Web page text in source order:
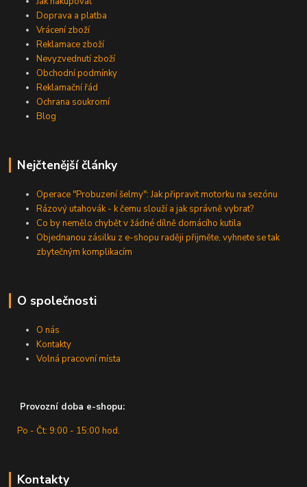
Doprava a platba
Vrácení zboží
Reklamace zboží
Nevyzvednutí zboží
Obchodní podmínky
Reklamační řád
Ochrana soukromí
Blog
Nejčtenější články
Operace "Probuzení šelmy": Jak připravit motorku na sezónu
Rázový utahovák - k čemu slouží a jak správně vybrat?
Co by nemělo chybět v žádné dílně domácího kutila
Objednanou zásilku z e-shopu raději přijměte, vyhnete se tak
zbytečným komplikacím
O společnosti
O nás
Kontakty
Volná pracovní místa
Provozní doba e-shopu:
Po - Čt: 9:00 - 15:00 hod.
Kontakty